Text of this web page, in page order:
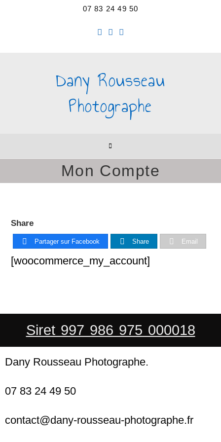
07 83 24 49 50
Dany Rousseau
Photographe
Mon Compte
Share
Partager sur Facebook Share Email
[woocommerce_my_account]
Siret 997 986 975 000018
Dany Rousseau Photographe.
07 83 24 49 50
contact@dany-rousseau-photographe.fr